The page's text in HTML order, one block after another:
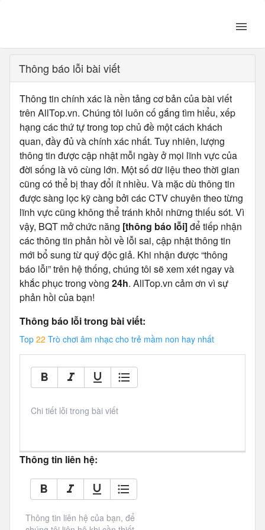
Thông báo lỗi bài viết
Thông tin chính xác là nền tảng cơ bản của bài viết
trên AllTop.vn. Chúng tôi luôn cố gắng tìm hiểu, xếp
hạng các thứ tự trong top chủ đề một cách khách
quan, đầy đủ và chính xác nhất. Tuy nhiên, lượng
thông tin được cập nhật mỗi ngày ở mọi lĩnh vực của
đời sống là vô cùng lớn. Một số dữ liệu theo thời gian
cũng có thể bị thay đổi ít nhiều. Và mặc dù thông tin
được sàng lọc kỹ càng bởi các CTV chuyên theo từng
lĩnh vực cũng không thể tránh khỏi những thiếu sót. Vì
vậy, BQT mở chức năng [thông báo lỗi]để tiếp nhận
các thông tin phản hồi về lỗi sai, cập nhật thông tin
mới bổ sung từ quý độc giả. Khi nhận được “thông
báo lỗi” trên hệ thống, chúng tôi sẽ xem xét ngay và
khắc phục trong vòng 24h. AllTop.vn cảm ơn vì sự
phản hồi của bạn!
Thông báo lỗi trong bài viết:
Top 22 Trò chơi âm nhạc cho trẻ mầm non hay nhất
Chi tiết lỗi trong bài viết
Thông tin liên hệ:
Thông tin liên hệ của bạn, để